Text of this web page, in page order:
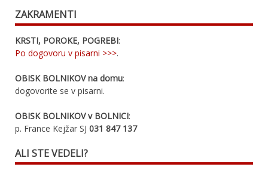
ZAKRAMENTI
KRSTI, POROKE, POGREBI:
Po dogovoru v pisarni >>>.
OBISK BOLNIKOV na domu:
dogovorite se v pisarni.
OBISK BOLNIKOV v BOLNICI:
p. France Kejžar SJ 031 847 137
ALI STE VEDELI?